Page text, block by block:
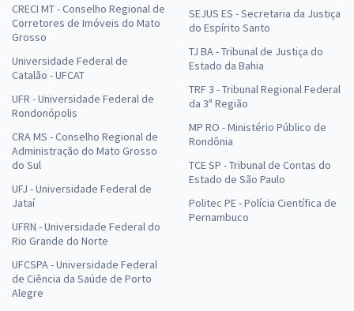
CRECI MT - Conselho Regional de
Corretores de Imóveis do Mato
Grosso
Universidade Federal de
Catalão - UFCAT
UFR - Universidade Federal de
Rondonópolis
CRA MS - Conselho Regional de
Administração do Mato Grosso
do Sul
UFJ - Universidade Federal de
Jataí
UFRN - Universidade Federal do
Rio Grande do Norte
UFCSPA - Universidade Federal
de Ciência da Saúde de Porto
Alegre
SEJUS ES - Secretaria da Justiça
do Espírito Santo
TJ BA - Tribunal de Justiça do
Estado da Bahia
TRF 3 - Tribunal Regional Federal
da 3ª Região
MP RO - Ministério Público de
Rondônia
TCE SP - Tribunal de Contas do
Estado de São Paulo
Politec PE - Polícia Científica de
Pernambuco